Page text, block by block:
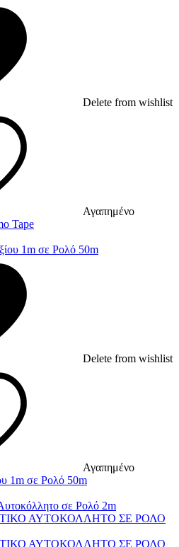
Delete from wishlist
Αγαπημένο
Tape
Delete from wishlist
Αγαπημένο
1m σε Ρολό 50m